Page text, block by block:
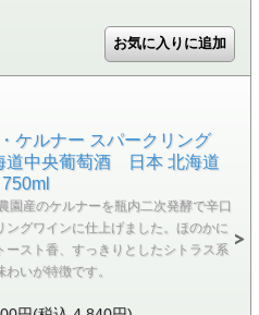
ケルナー スパークリング
道中央葡萄酒 日本 北海道
園産のケルナーを瓶内二次発酵で辛口
ングワインに仕上げました。ほのかに
ースト香、すっきりとしたシトラス系
いが特徴です。